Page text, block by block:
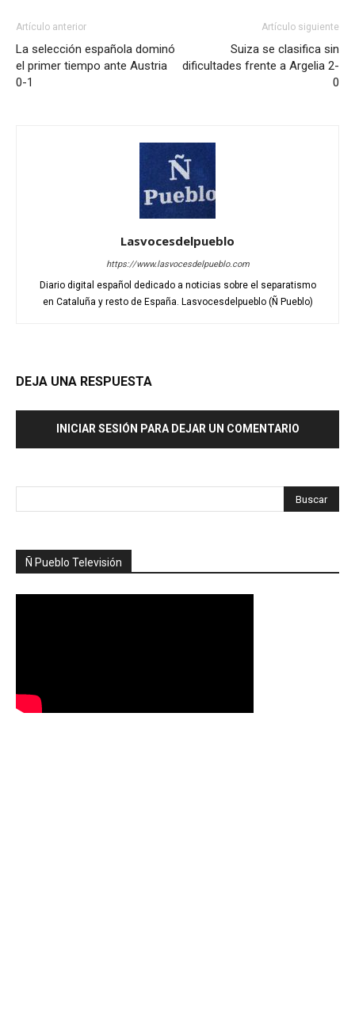
Artículo anterior
La selección española dominó
el primer tiempo ante Austria
0-1
Artículo siguiente
Suiza se clasifica sin
dificultades frente a Argelia 2-
0
Lasvocesdelpueblo
https://www.lasvocesdelpueblo.com
Diario digital español dedicado a noticias sobre el separatismo
en Cataluña y resto de España. Lasvocesdelpueblo (Ñ Pueblo)
DEJA UNA RESPUESTA
INICIAR SESIÓN PARA DEJAR UN COMENTARIO
Ñ Pueblo Televisión